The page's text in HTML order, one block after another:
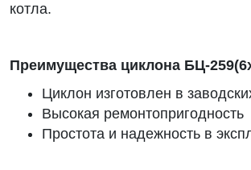
котла.
Преимущества циклона БЦ-
Циклон изготовлен в
Высокая ремонтопригодность
Простота и надежность в